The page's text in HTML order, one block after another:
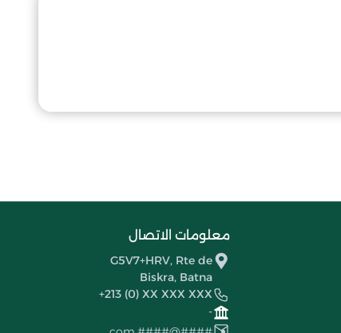
معلومات الاتصال
G5V7+HRV, Rte de
Biskra, Batna
+213 (0) XX XXX XXX
-